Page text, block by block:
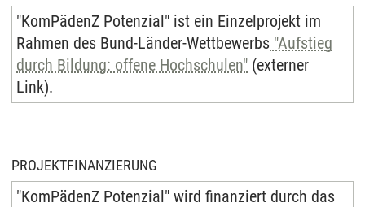
"KomPädenZ Potenzial" ist ein Ein­zel­pro­jekt im
Rah­men des Bund-Länder-Wett­be­werbs "Auf­stieg
durch Bil­dung: of­fe­ne Hoch­schu­len" (externer
Link).
PROJEKTFINANZIERUNG
"KomPädenZ Potenzial" wird finanziert durch das